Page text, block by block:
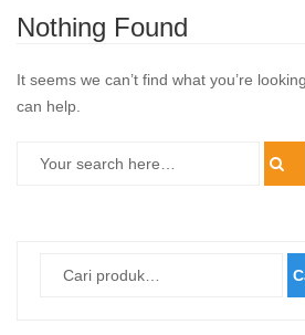
Nothing Found
It seems we can’t find what you’re
can help.